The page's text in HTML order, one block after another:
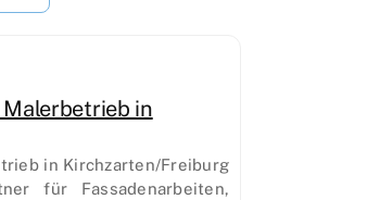
Malerbetrieb in
in Kirchzarten/Freiburg
für Fassadenarbeiten,